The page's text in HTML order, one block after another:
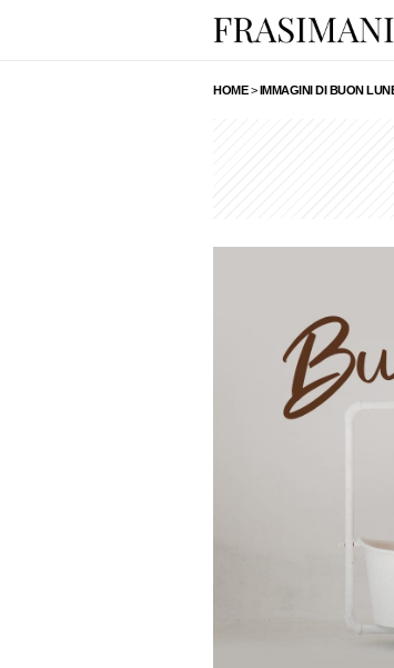
HOME>IMMAGINI DI BUON